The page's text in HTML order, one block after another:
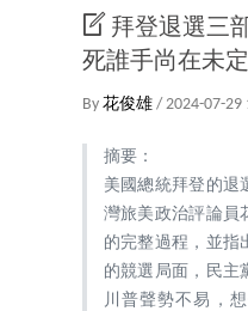
拜登退選三
死誰手尚在未
By 花俊雄 / 2024-07-29
摘要：
美國總統拜登的退
灣旅美政治評論員
的完整過程，並指
的競選局面，民主
川普聲勢不易，